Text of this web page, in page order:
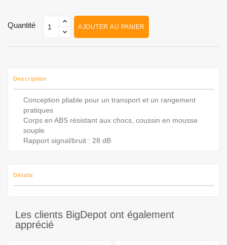
Quantité AJOUTER AU PANIER
Description
Conception pliable pour un transport et un rangement
pratiques
Corps en ABS résistant aux chocs, coussin en mousse
souple
Rapport signal/bruit : 28 dB
Détails
Les clients BigDepot ont également
apprécié